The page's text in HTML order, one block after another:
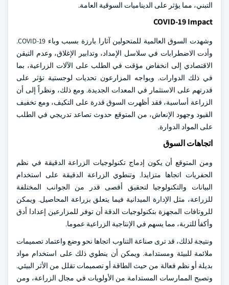
التبني، مما يؤثر على الديناميات السوقية العامة.
COVID-19 Impact
وشهدت السوق العالمية للمتحولين آثارا بارزة بسبب وباء COVID-19.
وأدت الاضطرابات في سلاسل الإمداد، وتدابير الإغلاق، وعدم التيقن
الاقتصادي إلى انخفاض مؤقت في الطلب على الآلات الزراعية، بما
في ذلك الدوارات. ويواجه المزارعون تحديات لوجستية تؤثر على
قدرتهم على الاستثمار في المعدات الجديدة. ومع ذلك، ونظراً إلى أن
الزراعة أساسية، فقد أظهرت السوق قدرة على التكيف، ومع تخفيف
القيود وجهود الإنعاش، من المتوقع حدوث تصاعد تدريجي في الطلب
على المواد الدوارة.
اتجاهات السوق
ومن المتوقع أن يكون إدماج تكنولوجيات الزراعة الدقيقة في نظم
الحفريات اتجاها متزايدا. وتنطوي الزراعة الدقيقة على استخدام
البيانات والتكنولوجيا لتحقيق أقصى قدر من الجوانب المختلفة
للزراعة، مثل الإدارة الميدانية فيما يتعلق بزراعة المحاصيل. ويمكن
للروتافات المجهزة بتكنولوجيات الدقة أن توفر للمزارعين إعدادا أدق
وأكفأ للتربة، مما يسهم في الإنتاجية الزراعية عموما.
ونتيجة لذلك، قد ترى صناعة التناوب اتجاها نحو وضع واعتماد تصميمات
ملائمة للبيئة ومستدامة. ويمكن أن ينطوي ذلك على استخدام مواد
بديلة أو نظم فعالة من حيث الطاقة أو تصميمات تقلل من الأثر البيئي.
وتصبح الممارسات المستدامة من الأولويات في مجال الزراعة، ومن